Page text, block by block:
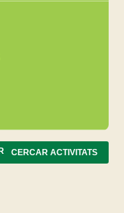
CERCAR ACTIVITATS